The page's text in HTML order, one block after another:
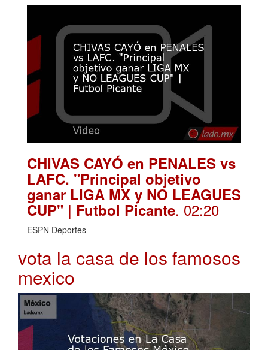
CHIVAS CAYÓ en PENALES vs
LAFC. "Principal objetivo
ganar LIGA MX y NO LEAGUES
CUP" | Futbol Picante. 02:20
ESPN Deportes
vota la casa de los famosos
mexico